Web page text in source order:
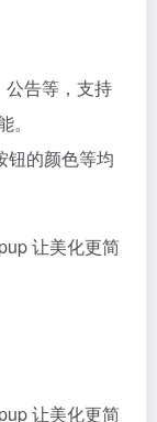
公告等，支持
钮的颜色等均